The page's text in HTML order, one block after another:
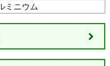
ミニウム